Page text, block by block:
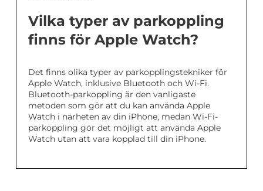
Vilka typer av parkoppling
finns för Apple Watch?
Det finns olika typer av parkopplingstekniker för
Apple Watch, inklusive Bluetooth och Wi-Fi.
Bluetooth-parkoppling är den vanligaste
metoden som gör att du kan använda Apple
Watch i närheten av din iPhone, medan Wi-Fi-
parkoppling gör det möjligt att använda Apple
Watch utan att vara kopplad till din iPhone.